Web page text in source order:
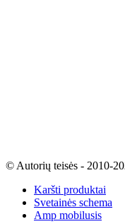
© Autorių teisės - 2010-
Karšti produktai
Svetainės schema
Amp mobilusis